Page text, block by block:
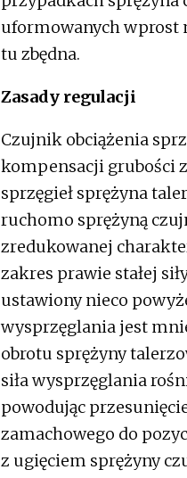
uformowanych wprost
tu zbędna.
Zasady regulacji
Czujnik obciążenia
kompensacji grubości
sprzęgieł sprężyna
ruchomo sprężyną
zredukowanej
zakres prawie stałej
ustawiony nieco
wysprzęglania jest
obrotu sprężyny
siła wysprzęglania
powodując
zamachowego do
z ugięciem sprężyny